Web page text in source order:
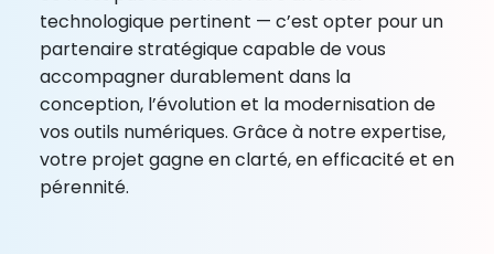
technologique pertinent — c’est opter pour un
partenaire stratégique capable de vous
accompagner durablement dans la
conception, l’évolution et la modernisation de
vos outils numériques. Grâce à notre expertise,
votre projet gagne en clarté, en efficacité et en
pérennité.